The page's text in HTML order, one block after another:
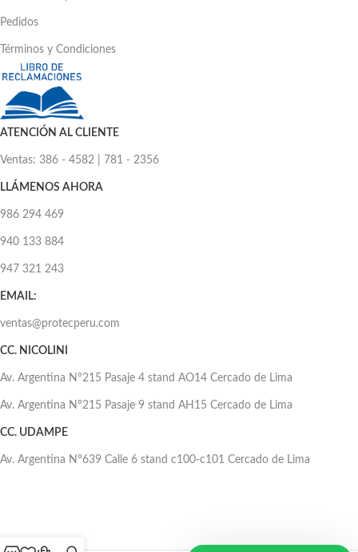
Pedidos
Términos y Condiciones
ATENCIÓN AL CLIENTE
Ventas: 386 - 4582 | 781 - 2356
LLÁMENOS AHORA
986 294 469
940 133 884
947 321 243
EMAIL:
ventas@protecperu.com
CC. NICOLINI
Av. Argentina N°215 Pasaje 4 stand AO14 Cercado de Lima
Av. Argentina N°215 Pasaje 9 stand AH15 Cercado de Lima
CC. UDAMPE
Av. Argentina N°639 Calle 6 stand c100-c101 Cercado de Lima